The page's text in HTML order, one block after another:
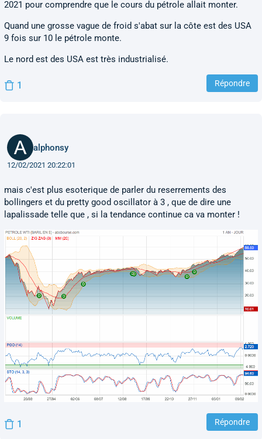
2021 pour comprendre que le cours du pétrole allait monter.
Quand une grosse vague de froid s'abat sur la côte est des USA
9 fois sur 10 le pétrole monte.
Le nord est des USA est très industrialisé.
1 Répondre
alphonsy
12/02/2021 20:22:01
mais c'est plus esoterique de parler du reserrements des
bollingers et du pretty good oscillator à 3 , que de dire une
lapalissade telle que , si la tendance continue ca va monter !
1 Répondre